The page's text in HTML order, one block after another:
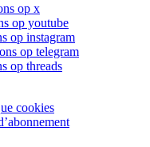
op x
op youtube
op instagram
op telegram
op threads
cookies